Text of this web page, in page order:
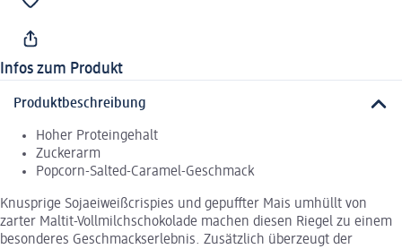
Infos zum Produkt
Produktbeschreibung
Hoher Proteingehalt
Zuckerarm
Popcorn-Salted-Caramel-Geschmack
Knusprige Sojaeiweißcrispies und gepuffter Mais umhüllt von
zarter Maltit-Vollmilchschokolade machen diesen Riegel zu einem
besonderes Geschmackserlebnis. Zusätzlich überzeugt der